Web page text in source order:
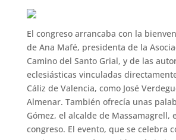
El congreso arrancaba con la
de Ana Mafé, presidenta de la
Camino del Santo Grial, y de las
eclesiásticas vinculadas
Cáliz de Valencia, como José
Almenar. También ofrecía unas
Gómez, el alcalde de Massamagrell,
congreso. El evento, que se celebra